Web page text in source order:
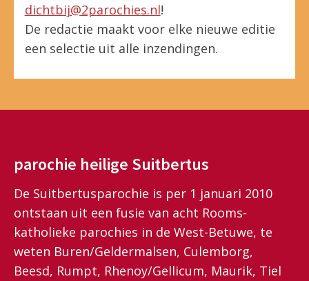
dichtbij@2parochies.nl!
De redactie maakt voor elke nieuwe editie
een selectie uit alle inzendingen.
parochie heilige Suitbertus
De Suitbertusparochie is per 1 januari 2010
ontstaan uit een fusie van acht Rooms-
katholieke parochies in de West-Betuwe, te
weten Buren/Geldermalsen, Culemborg,
Beesd, Rumpt, Rhenoy/Gellicum, Maurik, Tiel